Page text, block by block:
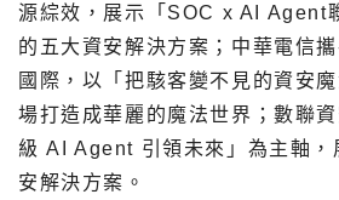
源綜效，展示「SOC x AI Agent
的五大資安解決方案；中華電信
國際，以「把駭客變不見的資安
場打造成華麗的魔法世界；數聯
級 AI Agent 引領未來」為主軸，
安解決方案。